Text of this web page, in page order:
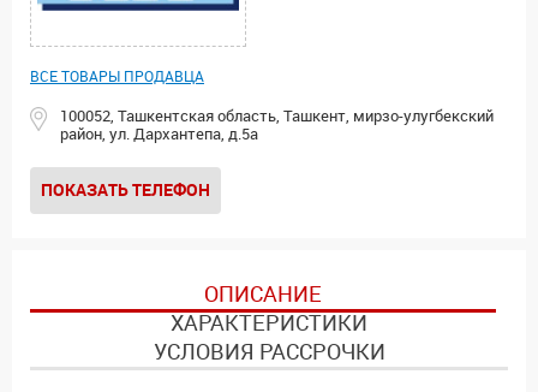
ВСЕ ТОВАРЫ ПРОДАВЦА
100052, Ташкентская область, Ташкент, мирзо-улугбекский
район, ул. Дархантепа, д.5а
ПОКАЗАТЬ ТЕЛЕФОН
ОПИСАНИЕ
ХАРАКТЕРИСТИКИ
УСЛОВИЯ РАССРОЧКИ